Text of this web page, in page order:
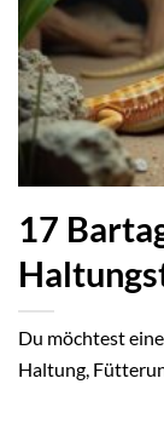
17
Du möchtest
Haltung,